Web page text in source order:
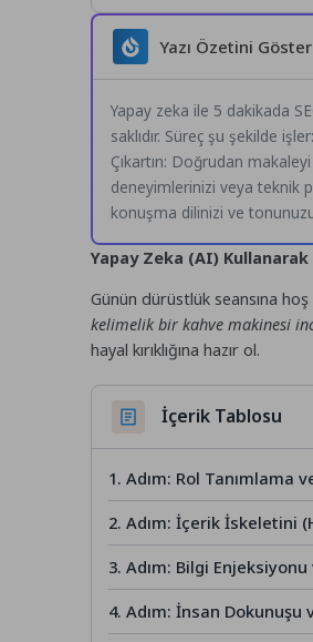
Yazı Özetini Göster
Yapay zeka ile 5 dakikada
saklıdır. Süreç şu şekilde
Çıkartın: Doğrudan
deneyimlerinizi veya teknik
konuşma dilinizi ve
Yapay Zeka (AI)
Günün dürüstlük seansına
kelimelik bir kahve makinesi
hayal kırıklığına hazır ol.
İçerik Tablosu
1. Adım: Rol Tanımlama
2. Adım: İçerik İskeletini
3. Adım: Bilgi Enjeksiyonu
4. Adım: İnsan Dokunuşu